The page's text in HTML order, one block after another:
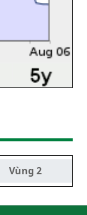
Vùng 2